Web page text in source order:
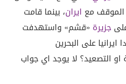
مع ايران، بينما قامت
جزيرة «قشم» واستهدفت
ايرانيا على البحرين
التصعيد؟ لا يوجد اي جواب